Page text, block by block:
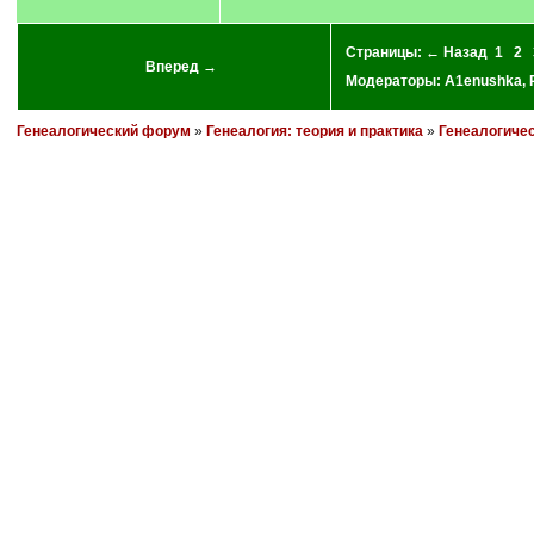
Вперед →
Страницы: ← Назад 1 2
Модераторы: A1enushka,
Генеалогический форум » Генеалогия: теория и практика»